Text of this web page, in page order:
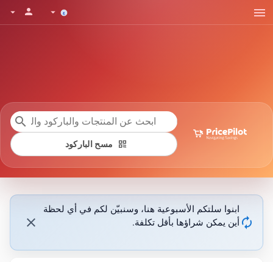
menu
arrow_drop_down
person
arrow_drop_down
search
qr_code مسح الباركود
autorenew
ابنوا سلتكم الأسبوعية هنا، وسنبيّن لكم في أي لحظة
أين يمكن شراؤها بأقل تكلفة.
close